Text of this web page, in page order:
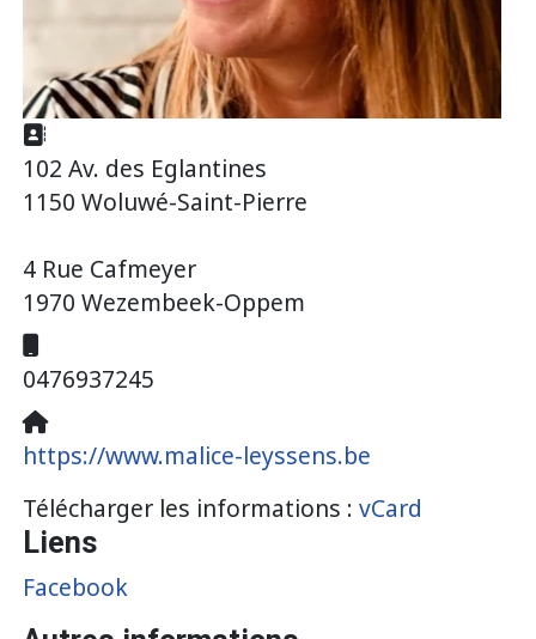
Adresse:
102 Av. des Eglantines
1150 Woluwé-Saint-Pierre
4 Rue Cafmeyer
1970 Wezembeek-Oppem
0476937245
Site Web:
https://www.malice-leyssens.be
Télécharger les informations :vCard
Liens
Facebook